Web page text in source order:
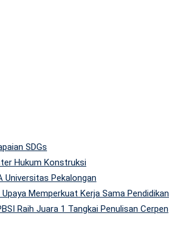
SDGs
Hukum Konstruksi
Universitas Pekalongan
Memperkuat Kerja Sama Pendidikan
Raih Juara 1 Tangkai Penulisan Cerpen